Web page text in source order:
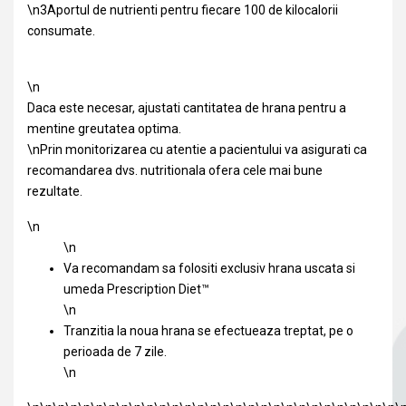
\n3Aportul de nutrienti pentru fiecare 100 de kilocalorii
consumate.
\n
Daca este necesar, ajustati cantitatea de hrana pentru a
mentine greutatea optima.
\nPrin monitorizarea cu atentie a pacientului va asigurati ca
recomandarea dvs. nutritionala ofera cele mai bune
rezultate.
\n
\n
Va recomandam sa folositi exclusiv hrana uscata si
umeda Prescription Diet™
\n
Tranzitia la noua hrana se efectueaza treptat, pe o
perioada de 7 zile.
\n